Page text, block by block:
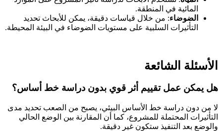
المائية في المنطقة.
الضوضاء: من خلال قياسات دقيقة، يمكن للأبحاث تحديد
التأثيرات السلبية على مستويات الضوضاء في البيئة المحيطة.
الأسئلة الشائعة
هل يمكن عمل تقييم أثر قوي بدون دراسة خط أساس؟
لا من دون دراسة خط الأساس البيئي، يصبح من الصعب تحديد مدى
التأثيرات المحتملة للمشروع، كما أن المقارنة بين الوضع الحالي
والوضع بعد التنفيذ ستكون غير دقيقة.